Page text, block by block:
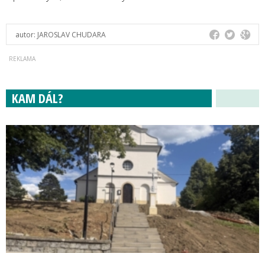
autor: JAROSLAV CHUDARA
KAM DÁL?